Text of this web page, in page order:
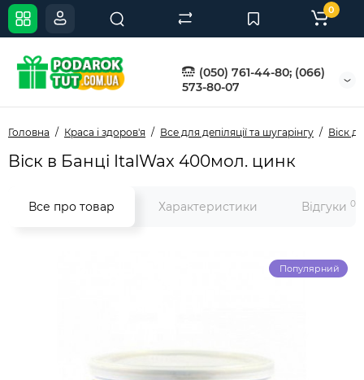
(050) 761-44-80; (066)
573-80-07
0
Головна Краса і здоров'я Все для депіляції та шугарінгу Віск
Віск в Банці ItalWax 400мол. цинк
Все про товар Характеристики Відгуки 0
Популярний